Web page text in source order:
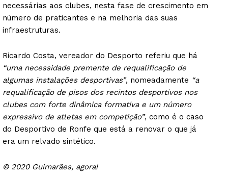
necessárias aos clubes, nesta fase de crescimento em
número de praticantes e na melhoria das suas
infraestruturas.
Ricardo Costa, vereador do Desporto referiu que há
“uma necessidade premente de requalificação de
algumas instalações desportivas”, nomeadamente “a
requalificação de pisos dos recintos desportivos nos
clubes com forte dinâmica formativa e um número
expressivo de atletas em competição”, como é o caso
do Desportivo de Ronfe que está a renovar o que já
era um relvado sintético.
© 2020 Guimarães, agora!